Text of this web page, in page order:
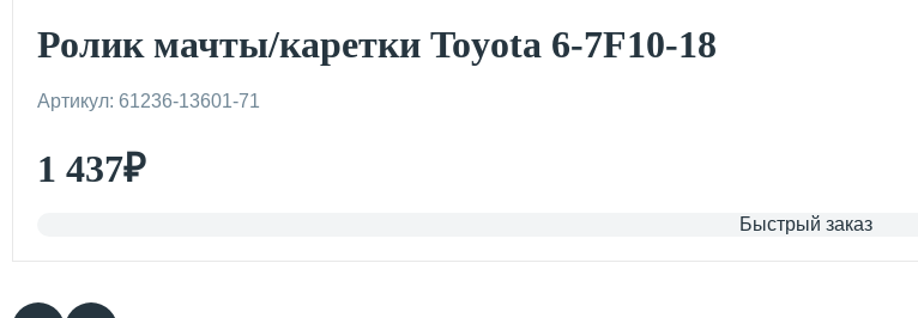
Ролик мачты/каретки Toyota 6-7F10-18
Артикул: 61236-13601-71
1 437₽
Быстрый заказ